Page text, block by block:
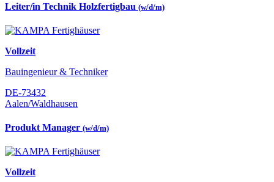
Leiter/in Technik Holzfertigbau (w/d/m)
Vollzeit
Bauingenieur & Techniker
DE-73432
Aalen/Waldhausen
Produkt Manager (w/d/m)
Vollzeit